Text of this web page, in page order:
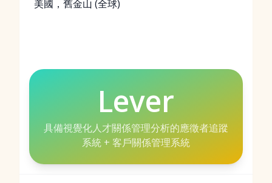
美國，舊金山 (全球)
Lever
具備視覺化人才關係管理分析的應徵者追蹤
系統 + 客戶關係管理系統